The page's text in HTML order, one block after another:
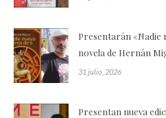
Presentarán «Nadie
novela de Hernán
31 julio, 2026
Presentan nueva